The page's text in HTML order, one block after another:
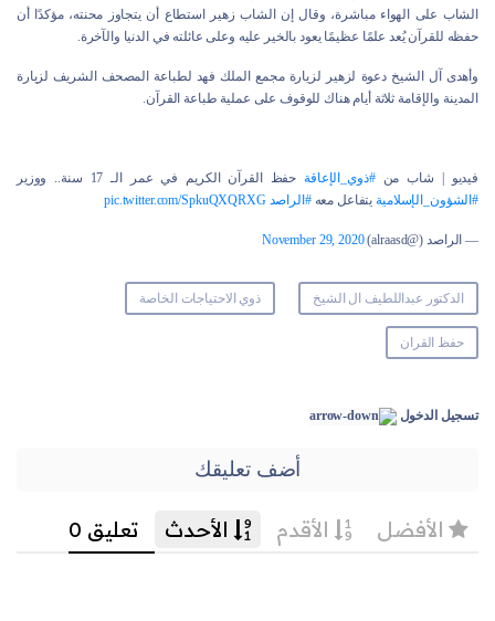
الشاب على الهواء مباشرة، وقال إن الشاب زهير استطاع أن يتجاوز محنته، مؤكدًا أن
حفظه للقرآن يُعد علمًا عظيمًا يعود بالخير عليه وعلى عائلته في الدنيا والآخرة.
وأهدى آل الشيخ دعوة لزهير لزيارة مجمع الملك فهد لطباعة المصحف الشريف لزيارة
المدينة والإقامة ثلاثة أيام هناك للوقوف على عملية طباعة القرآن.
فيديو | شاب من#ذوي_الإعاقةحفظ القرآن الكريم في عمر الـ 17 سنة.. ووزير
#الشؤون_الإسلاميةيتفاعل معه#الراصد pic.twitter.com/SpkuQXQRXG
— الراصد (@alraasd) November 29, 2020
الدكتور عبداللطيف ال الشيخ ذوي الاحتياجات الخاصة
حفظ القران
تسجيل الدخول
أضف تعليقك